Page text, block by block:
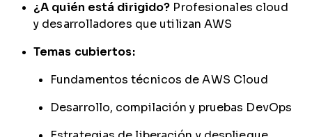
¿A quién está dirigido? Profesionales cloud
y desarrolladores que utilizan AWS
Temas cubiertos:
Fundamentos técnicos de AWS Cloud
Desarrollo, compilación y pruebas DevOps